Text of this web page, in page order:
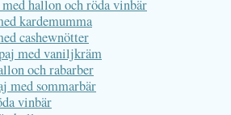
hallon och röda vinbär
kardemumma
cashewnötter
med vaniljkräm
och rabarber
med sommarbär
vinbär